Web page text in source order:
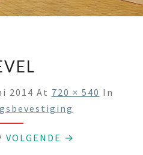
2014 At 720 × 540 In
VOLGENDE →